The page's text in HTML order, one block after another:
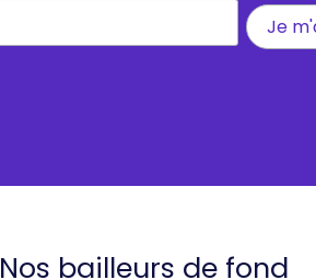
Nos bailleurs de fond